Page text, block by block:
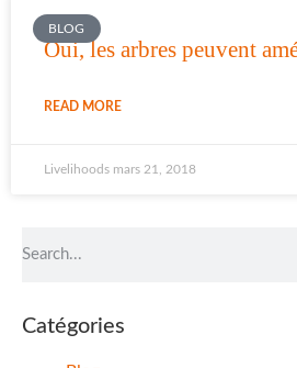
BLOG
Oui, les arbres peuvent
READ MORE
Livelihoods mars 21, 2018
Catégories